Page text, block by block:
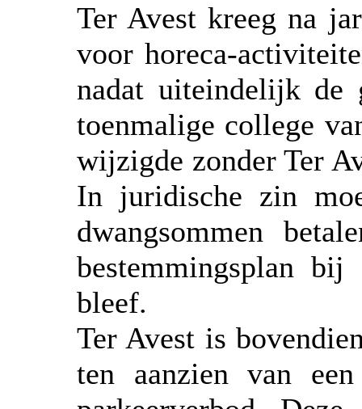
Ter Avest kreeg na
voor horeca-
nadat uiteindelijk de
toenmalige college
wijzigde zonder Ter
In juridische zin
dwangsommen
bestemmingsplan
bleef.
Ter Avest is
ten aanzien van